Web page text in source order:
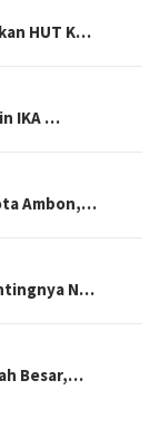
HUT K…
IKA …
Ambon,…
N…
Besar,…